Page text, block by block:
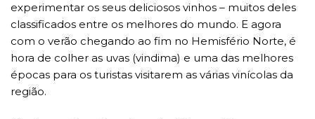
experimentar os seus deliciosos vinhos – muitos deles
classificados entre os melhores do mundo. E agora
com o verão chegando ao fim no Hemisfério Norte, é
hora de colher as uvas (vindima) e uma das melhores
épocas para os turistas visitarem as várias vinícolas da
região.